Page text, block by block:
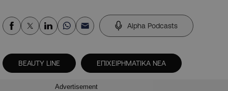
Alpha Podcasts
BEAUTY LINE ΕΠΙΧΕΙΡΗΜΑΤΙΚΑ ΝΕΑ
Advertisement